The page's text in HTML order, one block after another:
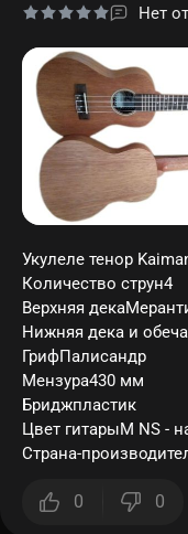
Нет
Укулеле тенор
Количество струн4
Верхняя
Нижняя дека и
ГрифПалисандр
Мензура430 мм
Бриджпластик
Цвет гитарыM NS -
Страна-
0 0